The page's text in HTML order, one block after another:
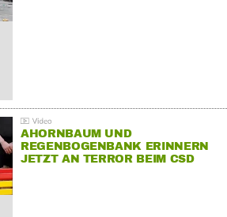
AHORNBAUM UND
REGENBOGENBANK ERINNERN
JETZT AN TERROR BEIM CSD